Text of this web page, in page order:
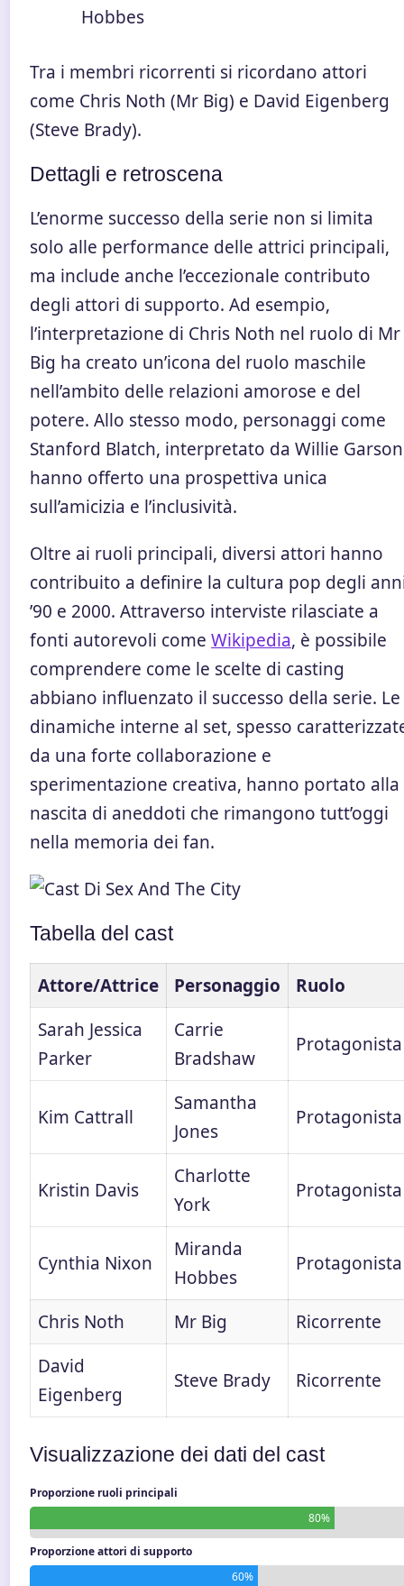
Hobbes
Tra i membri ricorrenti si ricordano attori
come Chris Noth (Mr Big) e David Eigenberg
(Steve Brady).
Dettagli e retroscena
L’enorme successo della serie non si limita
solo alle performance delle attrici principali,
ma include anche l’eccezionale contributo
degli attori di supporto. Ad esempio,
l’interpretazione di Chris Noth nel ruolo di Mr
Big ha creato un’icona del ruolo maschile
nell’ambito delle relazioni amorose e del
potere. Allo stesso modo, personaggi come
Stanford Blatch, interpretato da Willie
hanno offerto una prospettiva unica
sull’amicizia e l’inclusività.
Oltre ai ruoli principali, diversi attori hanno
contribuito a definire la cultura pop degli
’90 e 2000. Attraverso interviste rilasciate a
fonti autorevoli come Wikipedia, è possibile
comprendere come le scelte di casting
abbiano influenzato il successo della serie. Le
dinamiche interne al set, spesso
da una forte collaborazione e
sperimentazione creativa, hanno portato alla
nascita di aneddoti che rimangono tutt’oggi
nella memoria dei fan.
Tabella del cast
Attore/Attrice Personaggio
Ruolo
Sarah Jessica
Parker
Carrie
Bradshaw
Protagonista
Kim Cattrall
Samantha
Jones
Protagonista
Kristin Davis
Charlotte
York
Protagonista
Cynthia Nixon
Miranda
Hobbes
Protagonista
Chris Noth Mr Big
Ricorrente
David
Eigenberg
Steve Brady Ricorrente
Visualizzazione dei dati del cast
Proporzione ruoli principali
80%
Proporzione attori di supporto
60%